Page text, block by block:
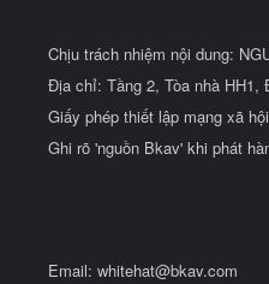
Chịu trách nhiệm nội dung:
Địa chỉ: Tầng 2, Tòa nhà HH1,
Giấy phép thiết lập mạng xã
Ghi rõ 'nguồn Bkav' khi phát
Email: whitehat@bkav.com